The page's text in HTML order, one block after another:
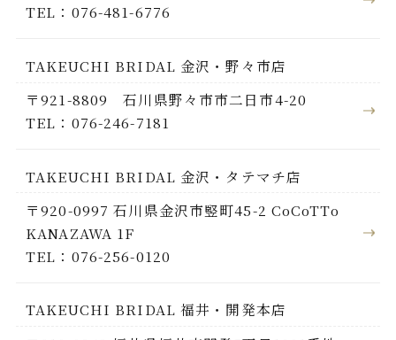
TEL：076-481-6776
TAKEUCHI BRIDAL 金沢・野々市店
〒921-8809 石川県野々市市二日市4-20
TEL：076-246-7181
TAKEUCHI BRIDAL 金沢・タテマチ店
〒920-0997 石川県金沢市竪町45-2 CoCoTTo
KANAZAWA 1F
TEL：076-256-0120
TAKEUCHI BRIDAL 福井・開発本店